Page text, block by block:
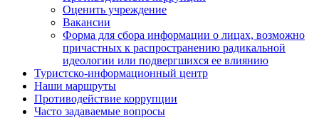
Оценить учреждение
Вакансии
Форма для сбора информации о лицах, возможно
причастных к распространению радикальной
идеологии или подвергшихся ее влиянию
Туристско-информационный центр
Наши маршруты
Противодействие коррупции
Часто задаваемые вопросы